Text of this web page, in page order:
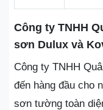
Công ty TNHH
sơn Dulux và
Công ty TNHH
đến hàng đầu cho
sơn tường toàn